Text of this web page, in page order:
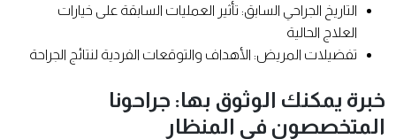
التاريخ الجراحي السابق: تأثير العمليات السابقة على خيارات
العلاج الحالية
تفضيلات المريض: الأهداف والتوقعات الفردية لنتائج الجراحة
خبرة يمكنك الوثوق بها: جراحونا
المتخصصون في المنظار